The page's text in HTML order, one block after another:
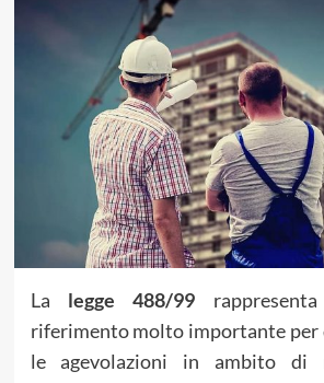
La legge 488/99
riferimento molto importante per
le agevolazioni in ambito di